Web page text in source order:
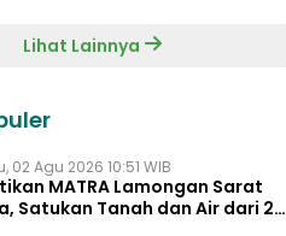
Lihat Lainnya
02 Agu 2026 10:51 WIB
MATRA Lamongan Sarat
Satukan Tanah dan Air dari 27